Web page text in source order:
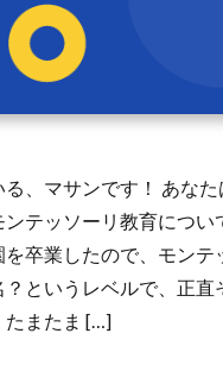
、マサンです！ あな
テッソーリ教育につ
卒業したので、モン
というレベルで、正
たまたま […]